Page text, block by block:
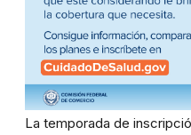
La temporada de